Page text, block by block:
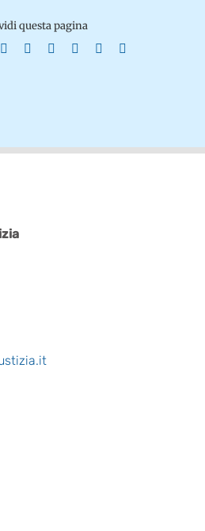
questa pagina
LinkedInWhatsApp
TumblrPinterest